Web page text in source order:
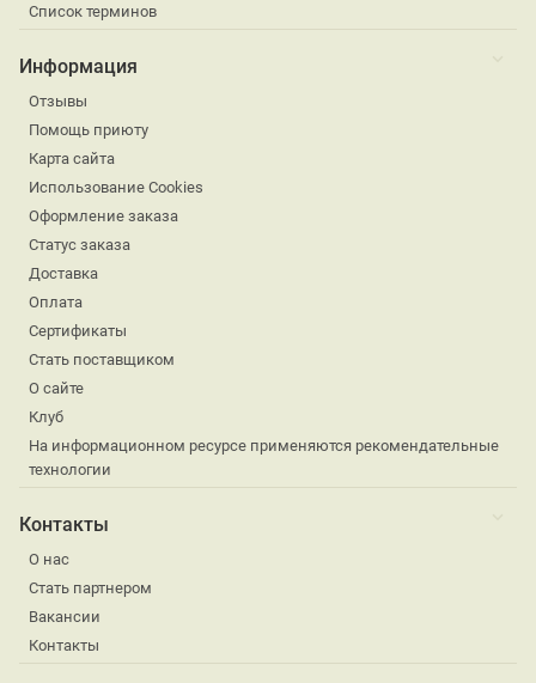
Список терминов
Информация
Отзывы
Помощь приюту
Карта сайта
Использование Cookies
Оформление заказа
Статус заказа
Доставка
Оплата
Сертификаты
Стать поставщиком
О сайте
Клуб
На информационном ресурсе применяются рекомендательные
технологии
Контакты
О нас
Стать партнером
Вакансии
Контакты